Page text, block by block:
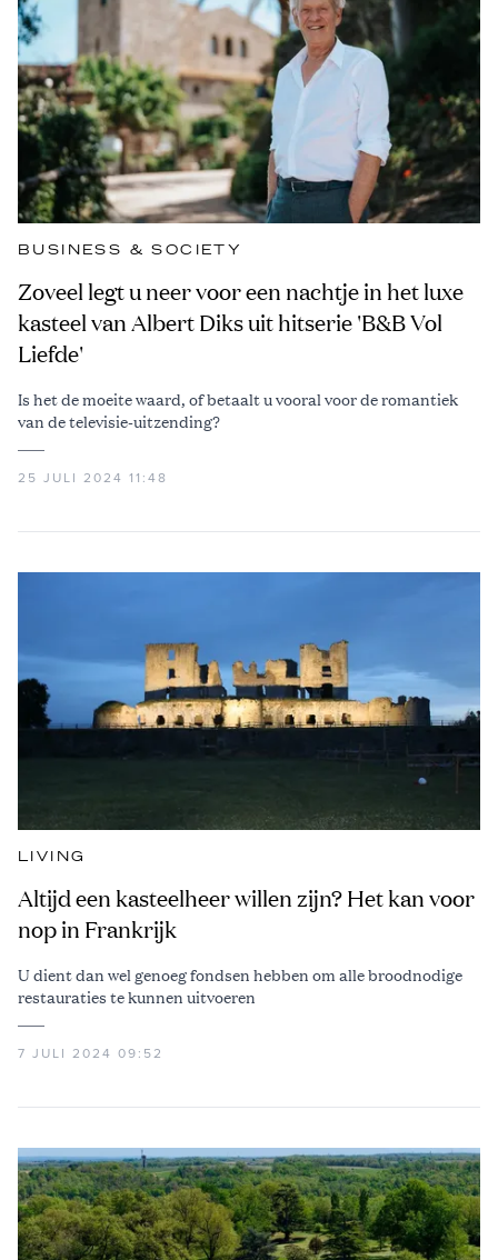
BUSINESS & SOCIETY
Zoveel legt u neer voor een nachtje in het luxe
kasteel van Albert Diks uit hitserie 'B&B Vol
Liefde'
Is het de moeite waard, of betaalt u vooral voor de romantiek
van de televisie-uitzending?
25 JULI 2024 11:48
LIVING
Altijd een kasteelheer willen zijn? Het kan voor
nop in Frankrijk
U dient dan wel genoeg fondsen hebben om alle broodnodige
restauraties te kunnen uitvoeren
7 JULI 2024 09:52